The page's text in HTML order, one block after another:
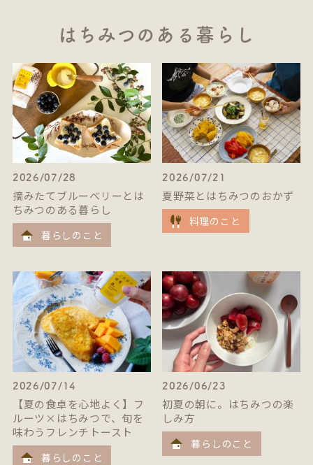
はちみつのある暮らし
2026/07/28
摘みたてブルーベリーとは
ちみつのある暮らし
暮らしのこと
2026/07/21
夏野菜とはちみつのおかず
料理のこと
2026/07/14
【夏の食卓を心地よく】フ
ルーツ×はちみつで、旬を
味わうフレンチトースト
暮らしのこと
2026/06/23
初夏の朝に。はちみつの楽
しみ方
暮らしのこと